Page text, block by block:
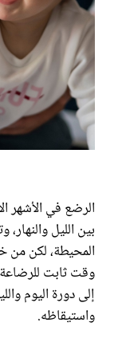
الرضع في الأشهر
بين الليل
المحيطة، لكن من
وقت ثابت
إلى دورة اليوم
واستيقاظه.